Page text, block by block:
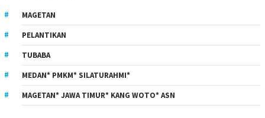
MAGETAN
PELANTIKAN
TUBABA
MEDAN* PMKM* SILATURAHMI*
MAGETAN* JAWA TIMUR* KANG WOTO* ASN